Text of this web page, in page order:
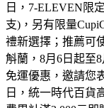
日，7-ELEVEN限
支)，另有限量
禮新選擇；推薦可
斛蘭，8月6日起至
免運優惠，邀請您
日，統一時代百貨